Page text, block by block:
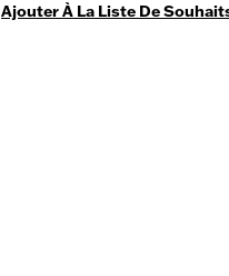
Ajouter À La Liste De